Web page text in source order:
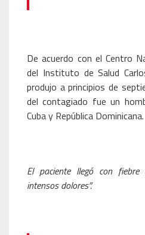
De acuerdo con el Centro
del Instituto de Salud
produjo a principios de
del contagiado fue un
Cuba y República Dominicana.
El paciente llegó con
intensos dolores”.